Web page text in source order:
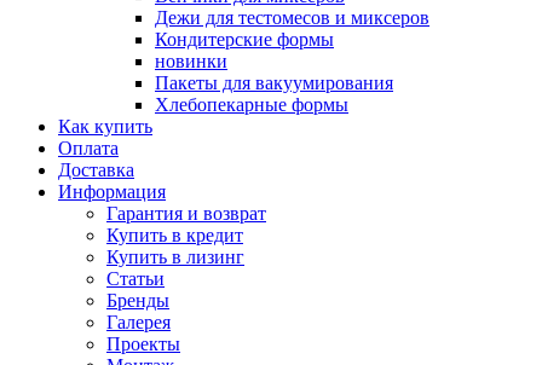
Дежи для тестомесов и миксеров
Кондитерские формы
новинки
Пакеты для вакуумирования
Хлебопекарные формы
Как купить
Оплата
Доставка
Информация
Гарантия и возврат
Купить в кредит
Купить в лизинг
Статьи
Бренды
Галерея
Проекты